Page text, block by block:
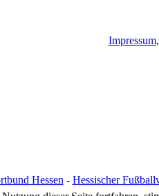
Impressum,
Hessen - Hessischer